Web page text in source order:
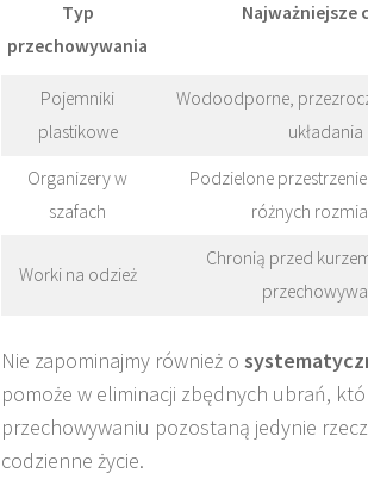
Typ
przechowywania
Najważniejsze
Pojemniki
plastikowe
Wodoodporne,
układania
Organizery w
szafach
Podzielone
różnych
Worki na odzież
Chronią przed
Nie zapominajmy również o
pomoże w eliminacji zbędnych ubrań,
przechowywaniu pozostaną jedynie
codzienne życie.